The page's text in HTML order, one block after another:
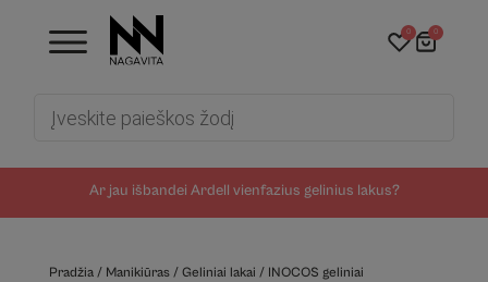
Ar jau išbandei Ardell vienfazius gelinius lakus?
0 0
Pradžia/ Manikiūras/ Geliniai lakai / INOCOS geliniai